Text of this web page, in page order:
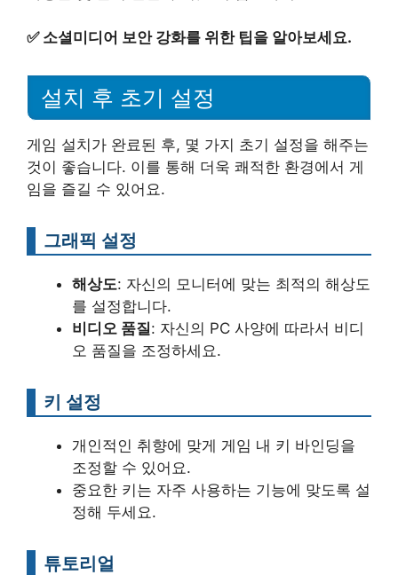
✅ 소셜미디어 보안 강화를 위한 팁을 알아보세요.
설치 후 초기 설정
게임 설치가 완료된 후, 몇 가지 초기 설정을 해주는
것이 좋습니다. 이를 통해 더욱 쾌적한 환경에서 게
임을 즐길 수 있어요.
그래픽 설정
해상도: 자신의 모니터에 맞는 최적의 해상도
를 설정합니다.
비디오 품질: 자신의 PC 사양에 따라서 비디
오 품질을 조정하세요.
키 설정
개인적인 취향에 맞게 게임 내 키 바인딩을
조정할 수 있어요.
중요한 키는 자주 사용하는 기능에 맞도록 설
정해 두세요.
튜토리얼